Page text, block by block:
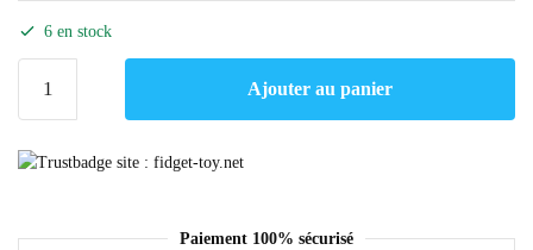
6 en stock
Ajouter au panier
Paiement 100% sécurisé